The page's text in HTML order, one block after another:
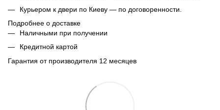
Курьером к двери по Киеву — по договоренности.
Подробнее о доставке
Наличными при получении
Кредитной картой
Гарантия от производителя 12 месяцев